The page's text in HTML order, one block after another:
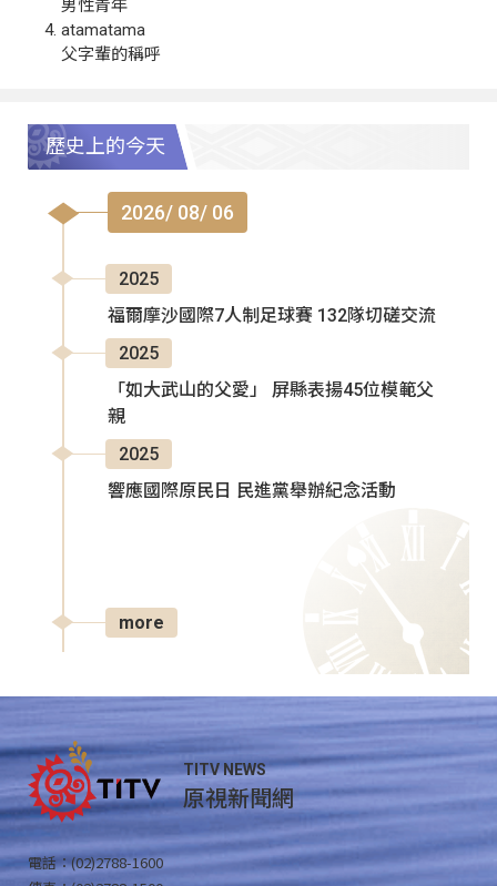
男性青年
atamatama
父字輩的稱呼
歷史上的今天
2026/ 08/ 06
2025
福爾摩沙國際7人制足球賽 132隊切磋交流
2025
「如大武山的父愛」 屏縣表揚45位模範父
親
2025
響應國際原民日 民進黨舉辦紀念活動
more
TITV NEWS
原視新聞網
電話：(02)2788-1600